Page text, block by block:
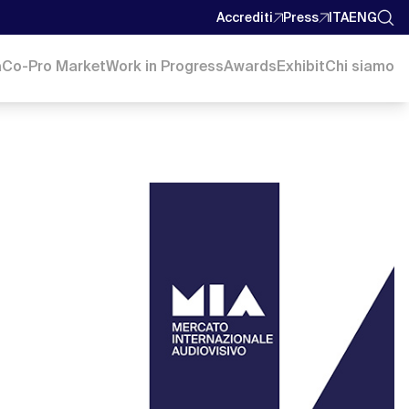
Accrediti Press ITAENG
Co-Pro MarketWork in ProgressAwardsExhibitChi siamo